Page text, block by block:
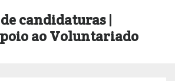
candidaturas |
ao Voluntariado